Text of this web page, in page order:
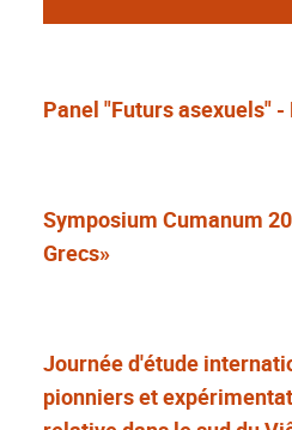
Panel "Futurs asexuels" -
Symposium Cumanum
Grecs»
Journée d'étude
pionniers et